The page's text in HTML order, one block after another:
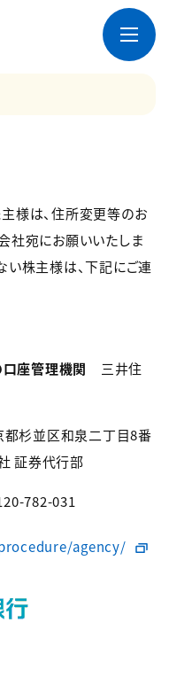
様は、住所変更等のお
社宛にお願いいたしま
い株主様は、下記にご連
座管理機関 三井住
杉並区和泉二丁目8番
証券代行部
782-031
agency/